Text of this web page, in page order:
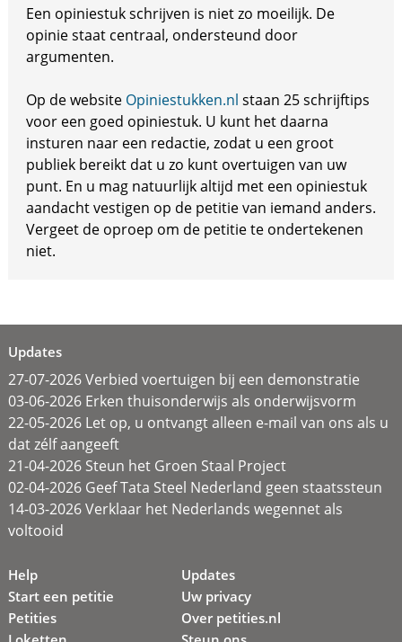
Een opiniestuk schrijven is niet zo moeilijk. De
opinie staat centraal, ondersteund door
argumenten.
Op de website Opiniestukken.nl staan 25 schrijftips
voor een goed opiniestuk. U kunt het daarna
insturen naar een redactie, zodat u een groot
publiek bereikt dat u zo kunt overtuigen van uw
punt. En u mag natuurlijk altijd met een opiniestuk
aandacht vestigen op de petitie van iemand anders.
Vergeet de oproep om de petitie te ondertekenen
niet.
Updates
27-07-2026 Verbied voertuigen bij een demonstratie
03-06-2026 Erken thuisonderwijs als onderwijsvorm
22-05-2026 Let op, u ontvangt alleen e-mail van ons als u
dat zélf aangeeft
21-04-2026 Steun het Groen Staal Project
02-04-2026 Geef Tata Steel Nederland geen staatssteun
14-03-2026 Verklaar het Nederlands wegennet als
voltooid
Help
Start een petitie
Petities
Updates
Uw privacy
Over petities.nl